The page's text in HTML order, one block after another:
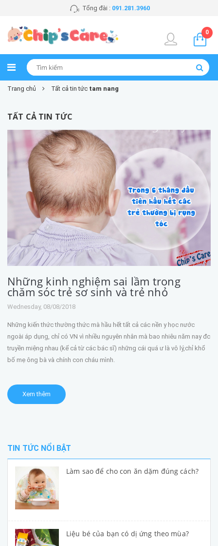
Tổng đài : 091.281.3960
0
Trang chủ Tất cả tin tức tam nang
TẤT CẢ TIN TỨC
Những kinh nghiệm sai lầm trong
chăm sóc trẻ sơ sinh và trẻ nhỏ
Wednesday, 08/08/2018
Những kiến thức thường thức mà hầu hết tất cả các nền y học nước
ngoài áp dụng, chỉ có VN vì nhiều nguyên nhân mà bao nhiêu năm nay đc
truyền miệng nhau (kể cả từ các bác sĩ) những cái quá ư là vô lý,chỉ khổ
bố mẹ ông bà và chính con cháu mình.
Xem thêm
TIN TỨC NỔI BẬT
Làm sao để cho con ăn dặm đúng cách?
Liệu bé của bạn có dị ứng theo mùa?